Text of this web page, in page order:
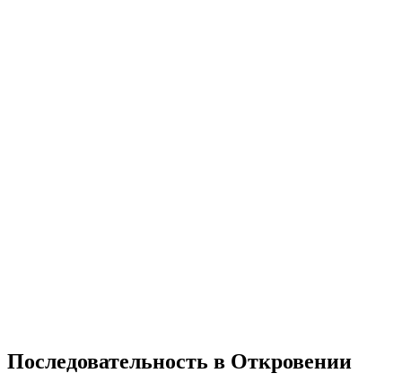
Последовательность в Откровении